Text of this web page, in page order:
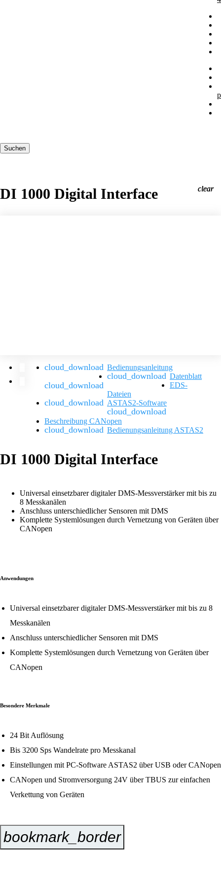
Suchen
DI 1000 Digital Interface
Bedienungsanleitung
Datenblatt
EDS-
Dateien
ASTAS2-Software
Beschreibung CANopen
Bedienungsanleitung ASTAS2
DI 1000 Digital Interface
Universal einsetzbarer digitaler DMS-Messverstärker mit bis zu
8 Messkanälen
Anschluss unterschiedlicher Sensoren mit DMS
Komplette Systemlösungen durch Vernetzung von Geräten über
CANopen
Anwendungen
Universal einsetzbarer digitaler DMS-Messverstärker mit bis zu 8
Messkanälen
Anschluss unterschiedlicher Sensoren mit DMS
Komplette Systemlösungen durch Vernetzung von Geräten über
CANopen
Besondere Merkmale
24 Bit Auflösung
Bis 3200 Sps Wandelrate pro Messkanal
Einstellungen mit PC-Software ASTAS2 über USB oder CANopen
CANopen und Stromversorgung 24V über TBUS zur einfachen
Verkettung von Geräten
bookmark_border
clear
clear
clear